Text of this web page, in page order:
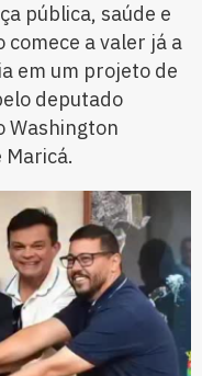
pública, saúde e
comece a valer já a
em um projeto de
deputado
Washington
Maricá.